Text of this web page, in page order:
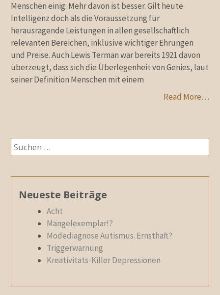
Menschen einig: Mehr davon ist besser. Gilt heute
Intelligenz doch als die Voraussetzung für
herausragende Leistungen in allen gesellschaftlich
relevanten Bereichen, inklusive wichtiger Ehrungen
und Preise. Auch Lewis Terman war bereits 1921 davon
überzeugt, dass sich die Überlegenheit von Genies, laut
seiner Definition Menschen mit einem
Read More…
Suchen
nach:
Neueste Beiträge
Acht
Mängelexemplar!?
Modediagnose Autismus. Ernsthaft?
Triggerwarnung
Kreativitäts-Killer Depressionen